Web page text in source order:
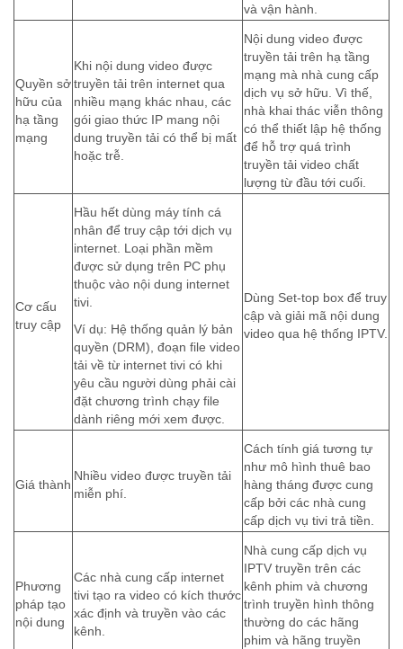
và vận hành.
Quyền sở
hữu của
hạ tầng
mạng
Khi nội dung video được
truyền tải trên internet qua
nhiều mạng khác nhau, các
gói giao thức IP mang nội
dung truyền tải có thể bị mất
hoặc trễ.
Nội dung video được
truyền tải trên hạ tầng
mạng mà nhà cung cấp
dịch vụ sở hữu. Vì thế,
nhà khai thác viễn thông
có thể thiết lập hệ thống
để hỗ trợ quá trình
truyền tải video chất
lượng từ đầu tới cuối.
Cơ cấu
truy cập
Hầu hết dùng máy tính cá
nhân để truy cập tới dịch vụ
internet. Loại phần mềm
được sử dụng trên PC phụ
thuộc vào nội dung internet
tivi.
Ví dụ: Hệ thống quản lý bản
quyền (DRM), đoạn file video
tải về từ internet tivi có khi
yêu cầu người dùng phải cài
đặt chương trình chạy file
dành riêng mới xem được.
Dùng Set-top box để truy
cập và giải mã nội dung
video qua hệ thống IPTV.
Giá thành
Nhiều video được truyền tải
miễn phí.
Cách tính giá tương tự
như mô hình thuê bao
hàng tháng được cung
cấp bởi các nhà cung
cấp dịch vụ tivi trả tiền.
Phương
pháp tạo
nội dung
Các nhà cung cấp internet
tivi tạo ra video có kích thước
xác định và truyền vào các
kênh.
Nhà cung cấp dịch vụ
IPTV truyền trên các
kênh phim và chương
trình truyền hình thông
thường do các hãng
phim và hãng truyền